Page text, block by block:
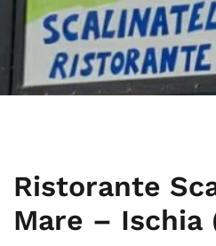
Ristorante
Mare – Ischia